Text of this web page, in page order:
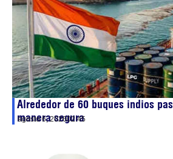
Alrededor de 60 buques indios
manera segura
agosto 6, 202602:45